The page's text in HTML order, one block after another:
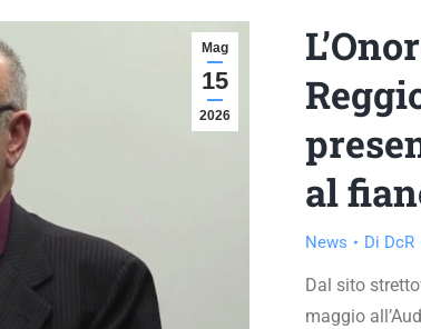
Mag
15
2026
al
News Di DcR
Dal sito
maggio